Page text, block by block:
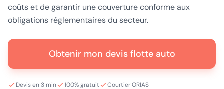
coûts et de garantir une couverture conforme aux
obligations réglementaires du secteur.
Obtenir mon devis flotte auto
Devis en 3 min 100% gratuit Courtier ORIAS